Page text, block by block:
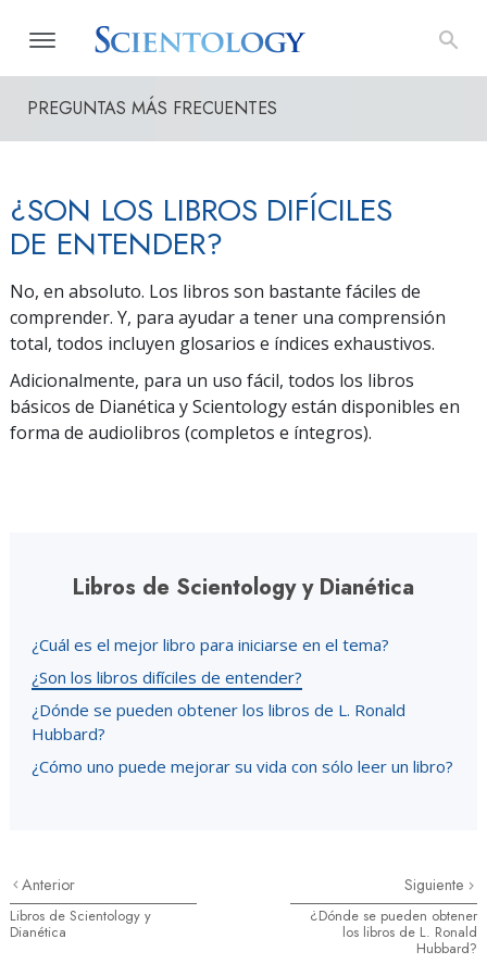
PREGUNTAS MÁS FRECUENTES
¿SON LOS LIBROS DIFÍCILES
DE ENTENDER?
No, en absoluto. Los libros son bastante fáciles de
comprender. Y, para ayudar a tener una comprensión
total, todos incluyen glosarios e índices exhaustivos.
Adicionalmente, para un uso fácil, todos los libros
básicos de Dianética y Scientology están disponibles en
forma de audiolibros (completos e íntegros).
Libros de Scientology y Dianética
¿Cuál es el mejor libro para iniciarse en el tema?
¿Son los libros difíciles de entender?
¿Dónde se pueden obtener los libros de L. Ronald
Hubbard?
¿Cómo uno puede mejorar su vida con sólo leer un libro?
Anterior
Libros de Scientology y
Dianética
Siguiente
¿Dónde se pueden obtener
los libros de L. Ronald
Hubbard?